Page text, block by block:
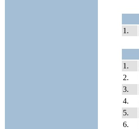
1.
1.
2.
3.
4.
5.
6.